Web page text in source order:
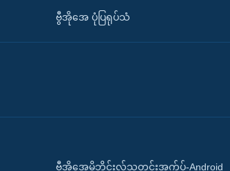
ဗွီအိုအေ ပုံပြရုပ်သံ
ဗွီအိုအေမိုဘိုင်းလ်သတင်းအက်ပ်-Android